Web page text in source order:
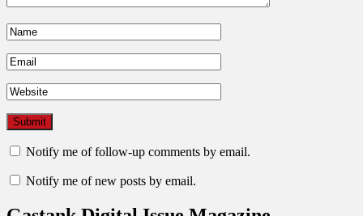
Notify me of follow-up comments by email.
Notify me of new posts by email.